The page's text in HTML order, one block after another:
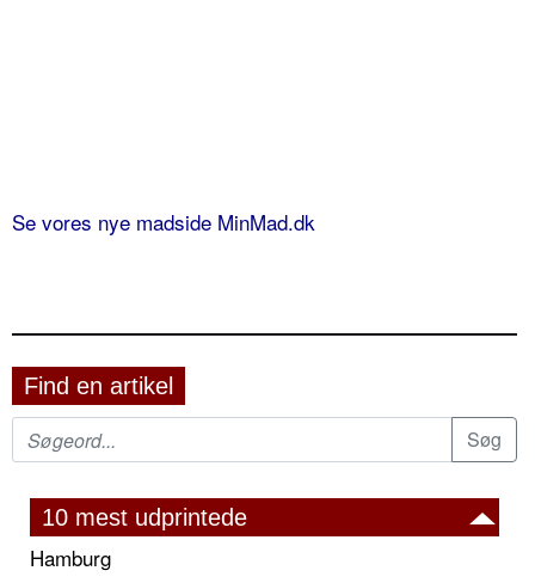
Se vores nye madside MinMad.dk
Find en artikel
10 mest udprintede
Hamburg